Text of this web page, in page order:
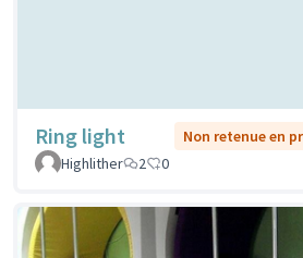
Ring light
Non retenue en
Highlither
2 0